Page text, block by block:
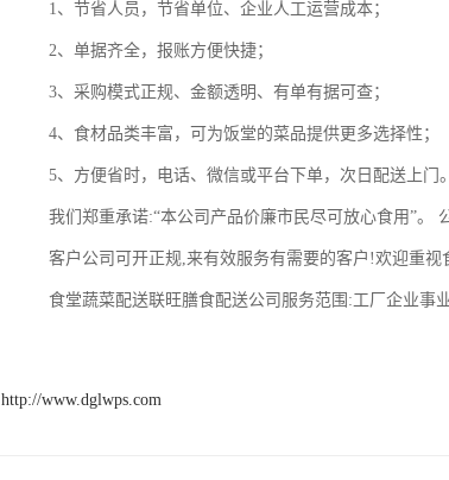
1、节省人员，节省单位、企业人工运营成本；
2、单据齐全，报账方便快捷；
3、采购模式正规、金额透明、有单有据可查；
4、食材品类丰富，可为饭堂的菜品提供更多选择性；
5、方便省时，电话、微信或平台下单，次日配送上门。
我们郑重承诺:“本公司产品价廉市民尽可放心食用”。
客户公司可开正规,来有效服务有需要的客户!欢迎重
食堂蔬菜配送联旺膳食配送公司服务范围:工厂企业事
http://www.dglwps.com